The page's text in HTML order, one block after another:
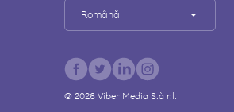
Română
© 2026Viber Media S.à r.l.